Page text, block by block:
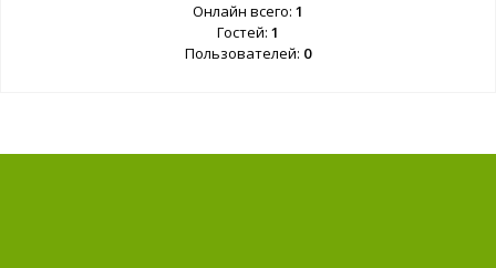
Онлайн всего: 1
Гостей: 1
Пользователей: 0